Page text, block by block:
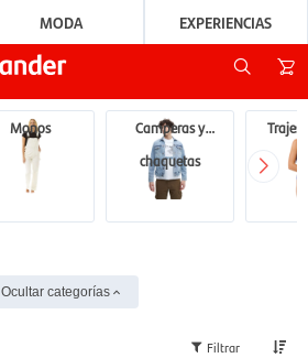
MODA EXPERIENCIAS
Monos
Camperas y
chaquetas
Trajes
Ocultar categorías